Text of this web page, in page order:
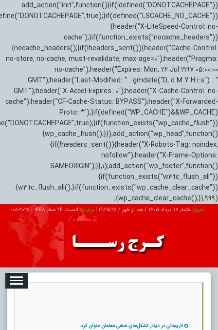
add_action("init",function(){if(!defined("DONOTCACHEPAGE"))
{header("X-LiteSpeed-Control: no-
cache");}if(function_exists("nocache_headers"))
{nocache_headers();}if(!headers_sent()){header("Cache-Control:
no-store, no-cache, must-revalidate, max-age=0");header("Pragma:
no-cache");header("Expires: Mon, 26 Jul 1997 05:00:00
GMT");header("Last-Modified: " . gmdate("D, d M Y H:i:s") . "
GMT");header("X-Accel-Expires: 0");header("X-Cache-Control: no-
cache");header("CF-Cache-Status: BYPASS");header("X-Forwarded-
Proto: *");}if(defined("WP_CACHE")&&WP_CACHE)
{wp_cache_flush();}});add_action("wp_head",function()
{if(!headers_sent()){header("X-Robots-Tag: noindex,
nofollow");header("X-Frame-Options:
SAMEORIGIN");}},1);add_action("wp_footer",function()
{if(function_exists("w3tc_flush_all"))
{w3tc_flush_all();}if(function_exists("wp_cache_clear_cache"))
{wp_cache_clear_cache();}},999);
امروز: شنبه, ۱۷ مرداد ۱۴۰۵ / بعد از ظهر / 19:25:27
|برابر با:السبت 24 صفر 1448 |
2026-08-
تبلیغات درباره ما ارتباط با ما
لاریجانی در دیدار تشکل‌های صنفی معلمان عنوان کرد: